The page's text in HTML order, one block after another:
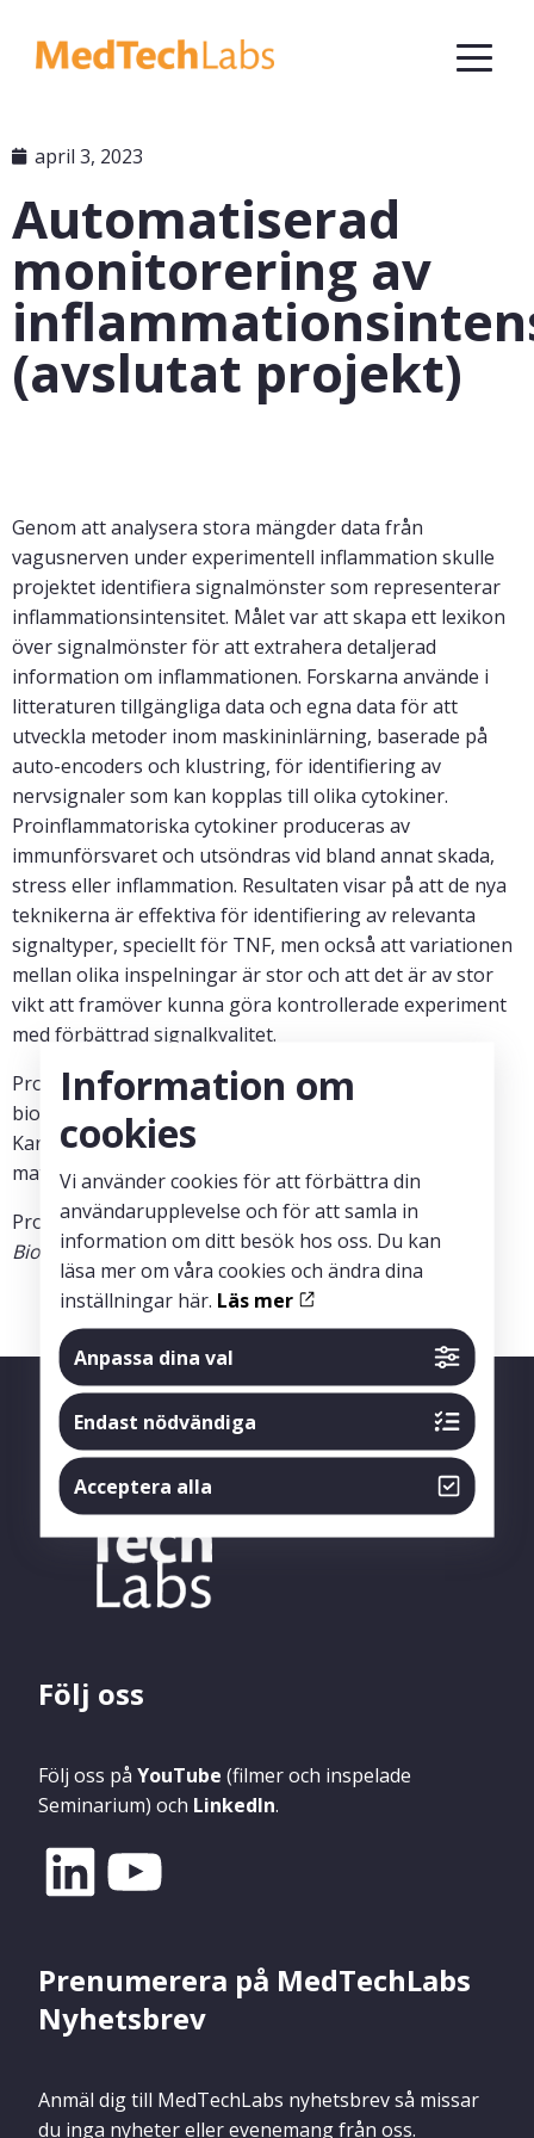
april 3, 2023
Automatiserad
monitorering av
(avslutat projekt)
Genom att analysera stora mängder data från
vagusnerven under experimentell inflammation skulle
projektet identifiera signalmönster som representerar
inflammationsintensitet. Målet var att skapa ett lexikon
över signalmönster för att extrahera detaljerad
information om inflammationen. Forskarna använde i
litteraturen tillgängliga data och egna data för att
utveckla metoder inom maskininlärning, baserade på
auto-encoders och klustring, för identifiering av
nervsignaler som kan kopplas till olika cytokiner.
Proinflammatoriska cytokiner produceras av
immunförsvaret och utsöndras vid bland annat skada,
stress eller inflammation. Resultaten visar på att de nya
teknikerna är effektiva för identifiering av relevanta
signaltyper, speciellt för TNF, men också att variationen
mellan olika inspelningar är stor och att det är av stor
vikt att framöver kunna göra kontrollerade experiment
med förbättrad signalkvalitet.
Projektet leddes av docenten , professorn i
bioelektronisk medicin och läkaren
Karolinska Institutet, och
matematisk statistik på KTH.
Projektet bedrevs inom ramen för programmet
Bioelektronisk medicin.
Följ oss
Följ oss på YouTube (filmer och inspelade
Seminarium) och LinkedIn.
Prenumerera på MedTechLabs
Nyhetsbrev
Anmäl dig till MedTechLabs nyhetsbrev så missar
du inga nyheter eller evenemang från oss.
Information om
cookies
Vi använder cookies för att förbättra din
användarupplevelse och för att samla in
information om ditt besök hos oss. Du kan
läsa mer om våra cookies och ändra dina
inställningar här. Läs mer
Anpassa dina val
Endast nödvändiga
Acceptera alla